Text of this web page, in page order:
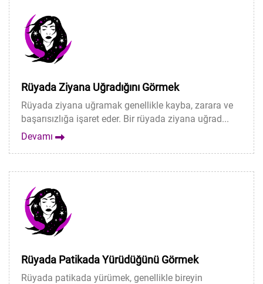
Rüyada Ziyana Uğradığını Görmek
Rüyada ziyana uğramak genellikle kayba, zarara ve
başarısızlığa işaret eder. Bir rüyada ziyana uğrad...
Devamı
Rüyada Patikada Yürüdüğünü Görmek
Rüyada patikada yürümek, genellikle bireyin